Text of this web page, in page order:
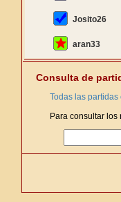
Josito26
aran33
Consulta de
Todas las partidas
Para consultar